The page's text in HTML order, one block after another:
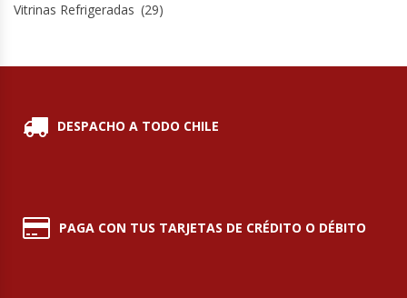
Vitrinas Refrigeradas (29)
DESPACHO A TODO CHILE
PAGA CON TUS TARJETAS DE CRÉDITO O DÉBITO